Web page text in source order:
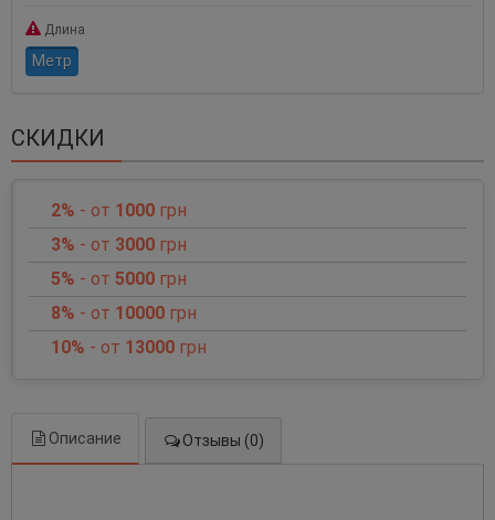
Длина
Метр
СКИДКИ
2% - от 1000 грн
3% - от 3000 грн
5% - от 5000 грн
8% - от 10000 грн
10% - от 13000 грн
Описание Отзывы (0)